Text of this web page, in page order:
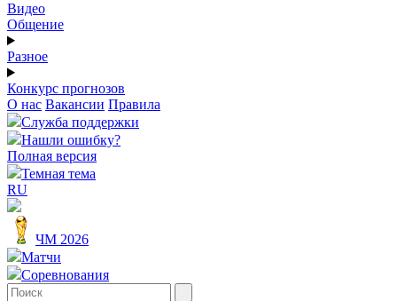
Видео
Общение
Разное
Конкурс прогнозов
О нас Вакансии Правила
Служба поддержки
Нашли ошибку?
Полная версия
Темная тема
RU
ЧМ 2026
Матчи
Соревнования